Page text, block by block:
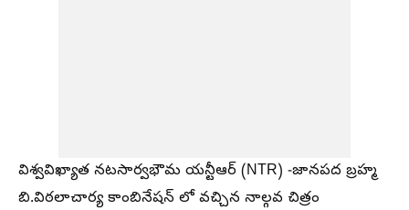
విశ్వవిఖ్యాత నటసార్వభౌమ యన్టీఆర్ (NTR) -జానపద బ్రహ్మ
బి.విఠలాచార్య కాంబినేషన్ లో వచ్చిన నాల్గవ చిత్రం